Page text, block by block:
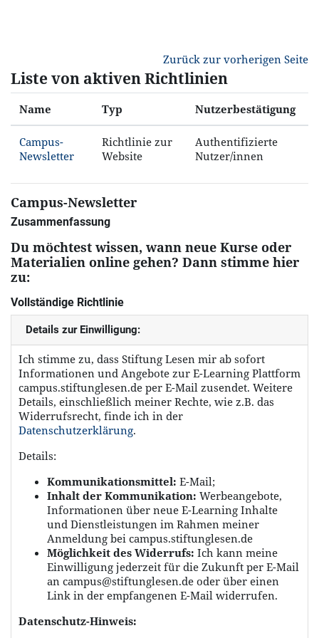
Zurück zur vorherigen Seite
Liste von aktiven Richtlinien
Name Typ Nutzerbestätigung
Campus-
Newsletter
Richtlinie zur
Website
Authentifizierte
Nutzer/innen
Campus-Newsletter
Zusammenfassung
Du möchtest wissen, wann neue Kurse oder
Materialien online gehen? Dann stimme hier
zu:
Vollständige Richtlinie
Details zur Einwilligung:
Ich stimme zu, dass Stiftung Lesen mir ab sofort
Informationen und Angebote zur E-Learning Plattform
campus.stiftunglesen.de per E-Mail zusendet. Weitere
Details, einschließlich meiner Rechte, wie z.B. das
Widerrufsrecht, finde ich in der
Datenschutzerklärung.
Details:
Kommunikationsmittel: E-Mail;
Inhalt der Kommunikation: Werbeangebote,
Informationen über neue E-Learning Inhalte
und Dienstleistungen im Rahmen meiner
Anmeldung bei campus.stiftunglesen.de
Möglichkeit des Widerrufs: Ich kann meine
Einwilligung jederzeit für die Zukunft per E-Mail
an campus@stiftunglesen.de oder über einen
Link in der empfangenen E-Mail widerrufen.
Datenschutz-Hinweis: